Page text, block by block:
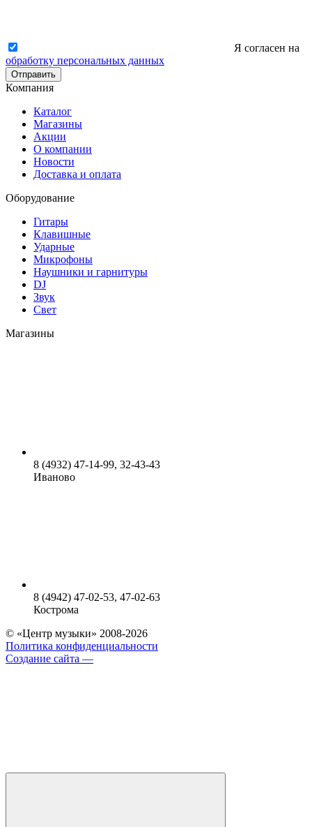
Я согласен на
обработку персональных данных
Отправить
Компания
Каталог
Магазины
Акции
О компании
Новости
Доставка и оплата
Оборудование
Гитары
Клавишные
Ударные
Микрофоны
Наушники и гарнитуры
DJ
Звук
Свет
Магазины
8 (4932) 47-14-99, 32-43-43
Иваново
8 (4942) 47-02-53, 47-02-63
Кострома
© «Центр музыки» 2008-2026
Политика конфиденциальности
Создание сайта —